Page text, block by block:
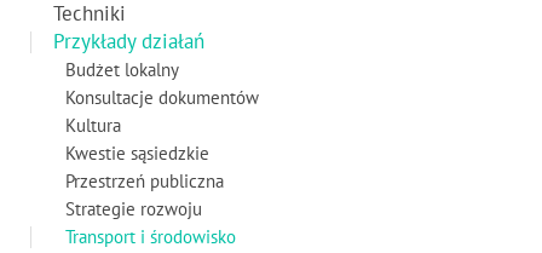
Techniki
Przykłady działań
Budżet lokalny
Konsultacje dokumentów
Kultura
Kwestie sąsiedzkie
Przestrzeń publiczna
Strategie rozwoju
Transport i środowisko